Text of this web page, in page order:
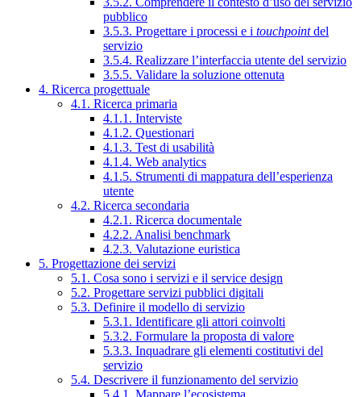
pubblico
3.5.3. Progettare i processi e i touchpointdel
servizio
3.5.4. Realizzare l’interfaccia utente del servizio
3.5.5. Validare la soluzione ottenuta
4. Ricerca progettuale
4.1. Ricerca primaria
4.1.1. Interviste
4.1.2. Questionari
4.1.3. Test di usabilità
4.1.4. Web analytics
4.1.5. Strumenti di mappatura dell’esperienza
utente
4.2. Ricerca secondaria
4.2.1. Ricerca documentale
4.2.2. Analisi benchmark
4.2.3. Valutazione euristica
5. Progettazione dei servizi
5.1. Cosa sono i servizi e il service design
5.2. Progettare servizi pubblici digitali
5.3. Definire il modello di servizio
5.3.1. Identificare gli attori coinvolti
5.3.2. Formulare la proposta di valore
5.3.3. Inquadrare gli elementi costitutivi del
servizio
5.4. Descrivere il funzionamento del servizio
5.4.1. Mappare l’ecosistema